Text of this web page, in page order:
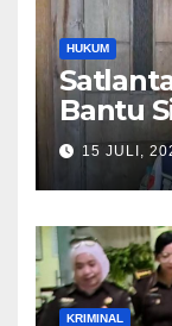
HUKUM
Bantu
Saat
Orang
15 JULI,
KRIMINAL